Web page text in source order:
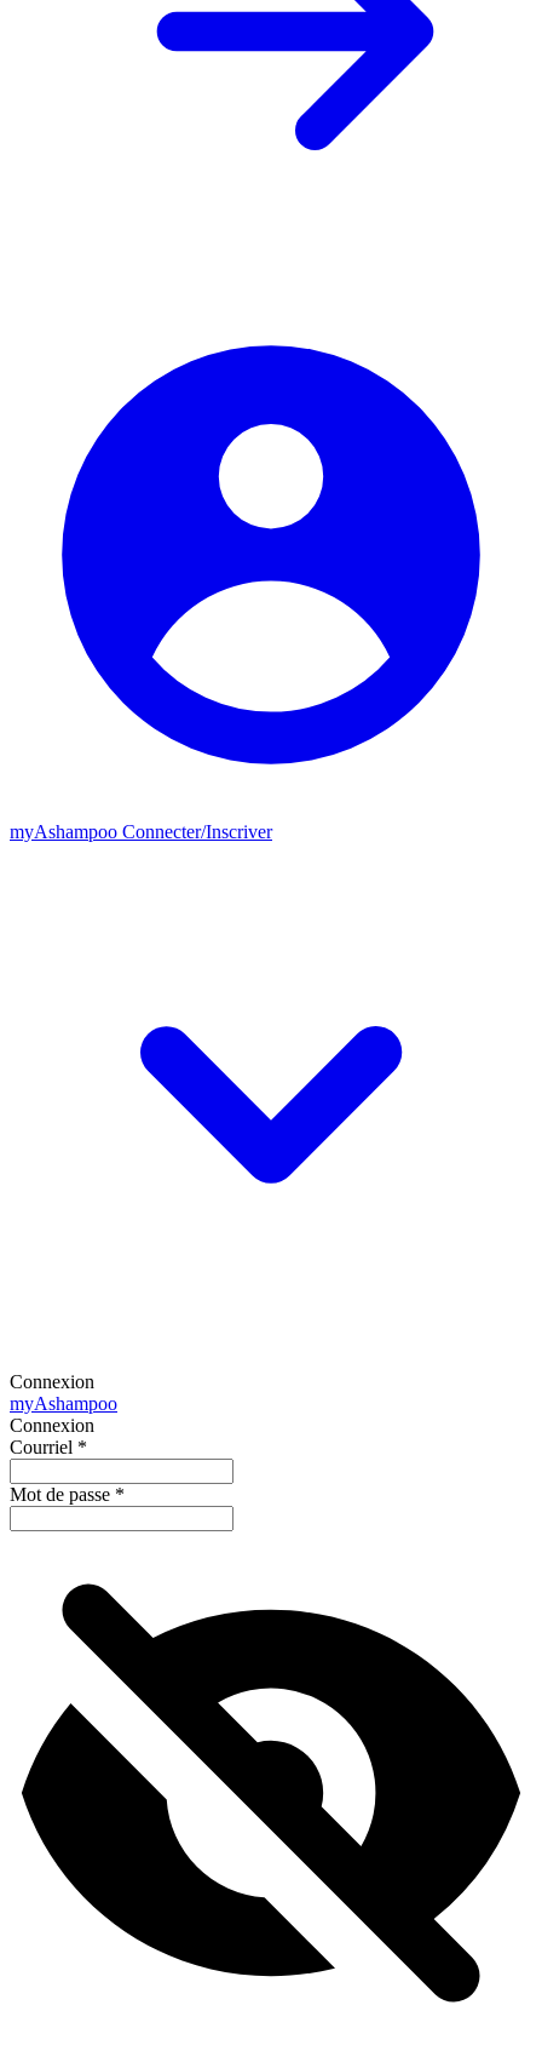
myAshampoo Connecter/Inscriver
Connexion
myAshampoo
Connexion
Courriel *
Mot de passe *